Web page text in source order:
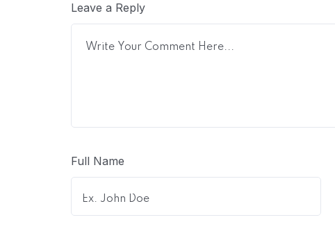
Leave a Reply
Full Name